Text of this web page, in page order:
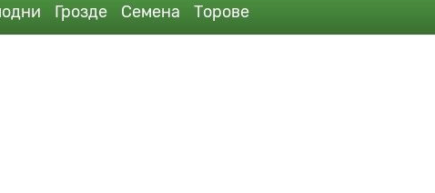
Грозде Семена Торове